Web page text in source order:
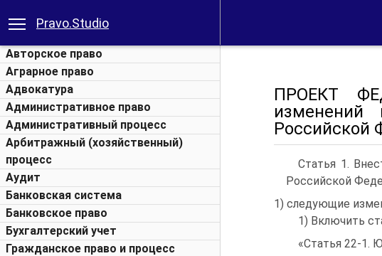
Pravo.Studio
Авторское право
Аграрное право
Адвокатура
Административное право
Административный процесс
Арбитражный (хозяйственный)
процесс
Аудит
Банковская система
Банковское право
Бухгалтерский учет
Гражданское право и процесс
ПРОЕКТ
изменений
Российской
Статья 1.
Российской
1) следующие
1) Включить
«Статья 22‑1.